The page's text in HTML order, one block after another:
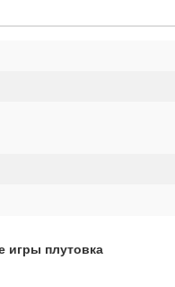
игры плутовка